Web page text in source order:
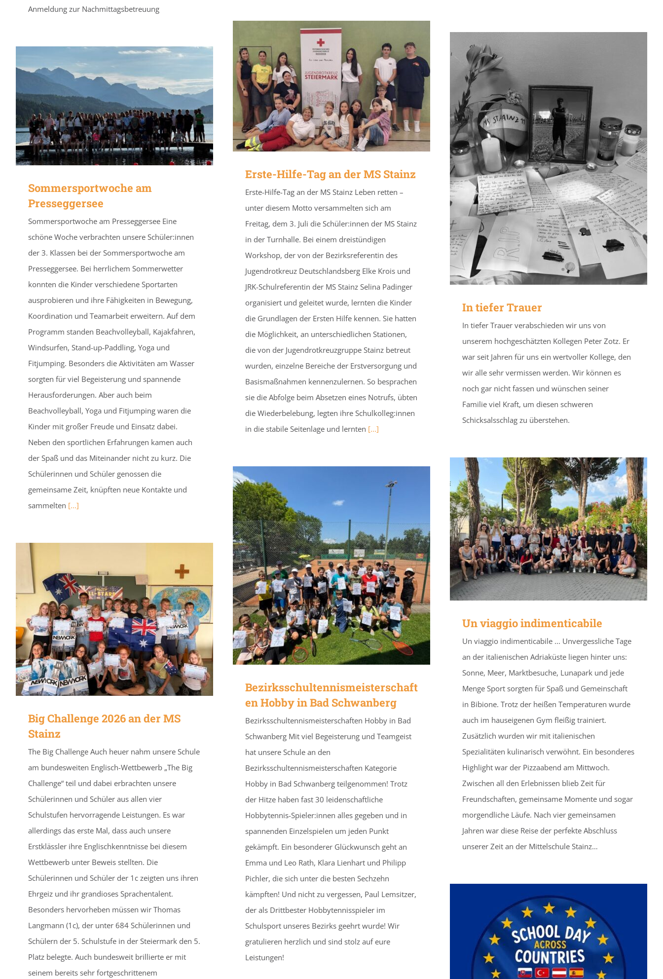
Anmeldung zur Nachmittagsbetreuung
Erste-Hilfe-Tag an der MS Stainz
Erste-Hilfe-Tag an der MS Stainz Leben retten –
unter diesem Motto versammelten sich am
Freitag, dem 3. Juli die Schüler:innen der MS Stainz
in der Turnhalle. Bei einem dreistündigen
Workshop, der von der Bezirksreferentin des
Jugendrotkreuz Deutschlandsberg Elke Krois und
JRK-Schulreferentin der MS Stainz Selina Padinger
organisiert und geleitet wurde, lernten die Kinder
die Grundlagen der Ersten Hilfe kennen. Sie hatten
die Möglichkeit, an unterschiedlichen Stationen,
die von der Jugendrotkreuzgruppe Stainz betreut
wurden, einzelne Bereiche der Erstversorgung und
Basismaßnahmen kennenzulernen. So besprachen
sie die Abfolge beim Absetzen eines Notrufs, übten
die Wiederbelebung, legten ihre Schulkolleg:innen
in die stabile Seitenlage und lernten [...]
In tiefer Trauer
In tiefer Trauer verabschieden wir uns von
unserem hochgeschätzten Kollegen Peter Zotz. Er
war seit Jahren für uns ein wertvoller Kollege, den
wir alle sehr vermissen werden. Wir können es
noch gar nicht fassen und wünschen seiner
Familie viel Kraft, um diesen schweren
Schicksalsschlag zu überstehen.
Sommersportwoche am
Presseggersee
Sommersportwoche am Presseggersee Eine
schöne Woche verbrachten unsere Schüler:innen
der 3. Klassen bei der Sommersportwoche am
Presseggersee. Bei herrlichem Sommerwetter
konnten die Kinder verschiedene Sportarten
ausprobieren und ihre Fähigkeiten in Bewegung,
Koordination und Teamarbeit erweitern. Auf dem
Programm standen Beachvolleyball, Kajakfahren,
Windsurfen, Stand-up-Paddling, Yoga und
Fitjumping. Besonders die Aktivitäten am Wasser
sorgten für viel Begeisterung und spannende
Herausforderungen. Aber auch beim
Beachvolleyball, Yoga und Fitjumping waren die
Kinder mit großer Freude und Einsatz dabei.
Neben den sportlichen Erfahrungen kamen auch
der Spaß und das Miteinander nicht zu kurz. Die
Schülerinnen und Schüler genossen die
gemeinsame Zeit, knüpften neue Kontakte und
sammelten [...]
Un viaggio indimenticabile
Un viaggio indimenticabile ... Unvergessliche Tage
an der italienischen Adriaküste liegen hinter uns:
Sonne, Meer, Marktbesuche, Lunapark und jede
Menge Sport sorgten für Spaß und Gemeinschaft
in Bibione. Trotz der heißen Temperaturen wurde
auch im hauseigenen Gym fleißig trainiert.
Zusätzlich wurden wir mit italienischen
Spezialitäten kulinarisch verwöhnt. Ein besonderes
Highlight war der Pizzaabend am Mittwoch.
Zwischen all den Erlebnissen blieb Zeit für
Freundschaften, gemeinsame Momente und sogar
morgendliche Läufe. Nach vier gemeinsamen
Jahren war diese Reise der perfekte Abschluss
unserer Zeit an der Mittelschule Stainz…
Bezirksschultennismeisterschaft
en Hobby in Bad Schwanberg
Bezirksschultennismeisterschaften Hobby in Bad
Schwanberg Mit viel Begeisterung und Teamgeist
hat unsere Schule an den
Bezirksschultennismeisterschaften Kategorie
Hobby in Bad Schwanberg teilgenommen! Trotz
der Hitze haben fast 30 leidenschaftliche
Hobbytennis-Spieler:innen alles gegeben und in
spannenden Einzelspielen um jeden Punkt
gekämpft. Ein besonderer Glückwunsch geht an
Emma und Leo Rath, Klara Lienhart und Philipp
Pichler, die sich unter die besten Sechzehn
kämpften! Und nicht zu vergessen, Paul Lemsitzer,
der als Drittbester Hobbytennisspieler im
Schulsport unseres Bezirks geehrt wurde! Wir
gratulieren herzlich und sind stolz auf eure
Leistungen!
Big Challenge 2026 an der MS
Stainz
The Big Challenge Auch heuer nahm unsere Schule
am bundesweiten Englisch-Wettbewerb „The Big
Challenge“ teil und dabei erbrachten unsere
Schülerinnen und Schüler aus allen vier
Schulstufen hervorragende Leistungen. Es war
allerdings das erste Mal, dass auch unsere
Erstklässler ihre Englischkenntnisse bei diesem
Wettbewerb unter Beweis stellten. Die
Schülerinnen und Schüler der 1c zeigten uns ihren
Ehrgeiz und ihr grandioses Sprachentalent.
Besonders hervorheben müssen wir Thomas
Langmann (1c), der unter 684 Schülerinnen und
Schülern der 5. Schulstufe in der Steiermark den 5.
Platz belegte. Auch bundesweit brillierte er mit
seinem bereits sehr fortgeschrittenem